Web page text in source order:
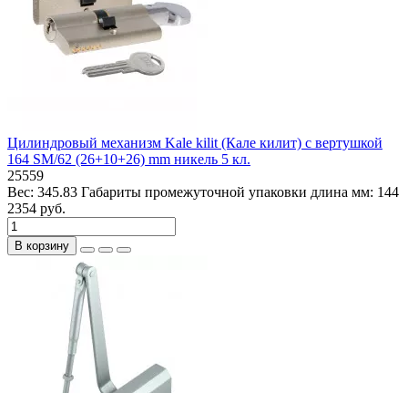
Цилиндровый механизм Kale kilit (Кале килит) с вертушкой
164 SM/62 (26+10+26) mm никель 5 кл.
25559
Вес: 345.83 Габариты промежуточной упаковки длина мм: 144
2354 руб.
В корзину